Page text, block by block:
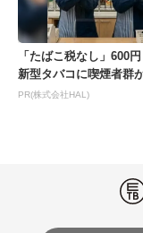
「たばこ税なし」600
新型タバコに喫煙者群
PR(株式会社HAL)